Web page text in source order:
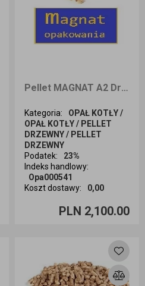
Pellet MAGNAT A2 Drzewny 8mm Workowany 1050kg dostawa Opole i okolice
Kategoria:
OPAŁ KOTŁY /
OPAŁ KOTŁY / PELLET
DRZEWNY / PELLET
DRZEWNY
Podatek:
23%
Indeks handlowy:
Opa000541
Koszt dostawy: 0,00
PLN 2,100.00
Ilość sztuk